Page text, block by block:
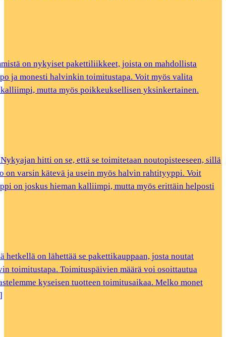
on nykyiset pakettiliikkeet, joista on mahdollista
ja monesti halvinkin toimitustapa. Voit myös valita
mutta myös poikkeuksellisen yksinkertainen.
hitti on se, että se toimitetaan noutopisteeseen, sillä
on varsin kätevä ja usein myös halvin rahtityyppi. Voit
on joskus hieman kalliimpi, mutta myös erittäin helposti
on lähettää se pakettikauppaan, josta noutat
toimitustapa. Toimituspäivien määrä voi osoittautua
kyseisen tuotteen toimitusaikaa. Melko monet